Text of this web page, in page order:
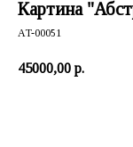
Картина
AT-00051
45000,00 р.